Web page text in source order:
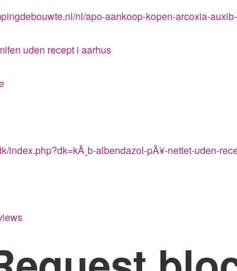
nl/apo-aankoop-kopen-arcoxia-
uden recept i aarhus
index.php?dk=kÃ¸b-albendazol-pÃ¥-nettet-uden-